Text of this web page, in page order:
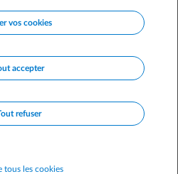
: vous vous y
facilement
superflus
vos cookies
accepter
refuser
tous les cookies